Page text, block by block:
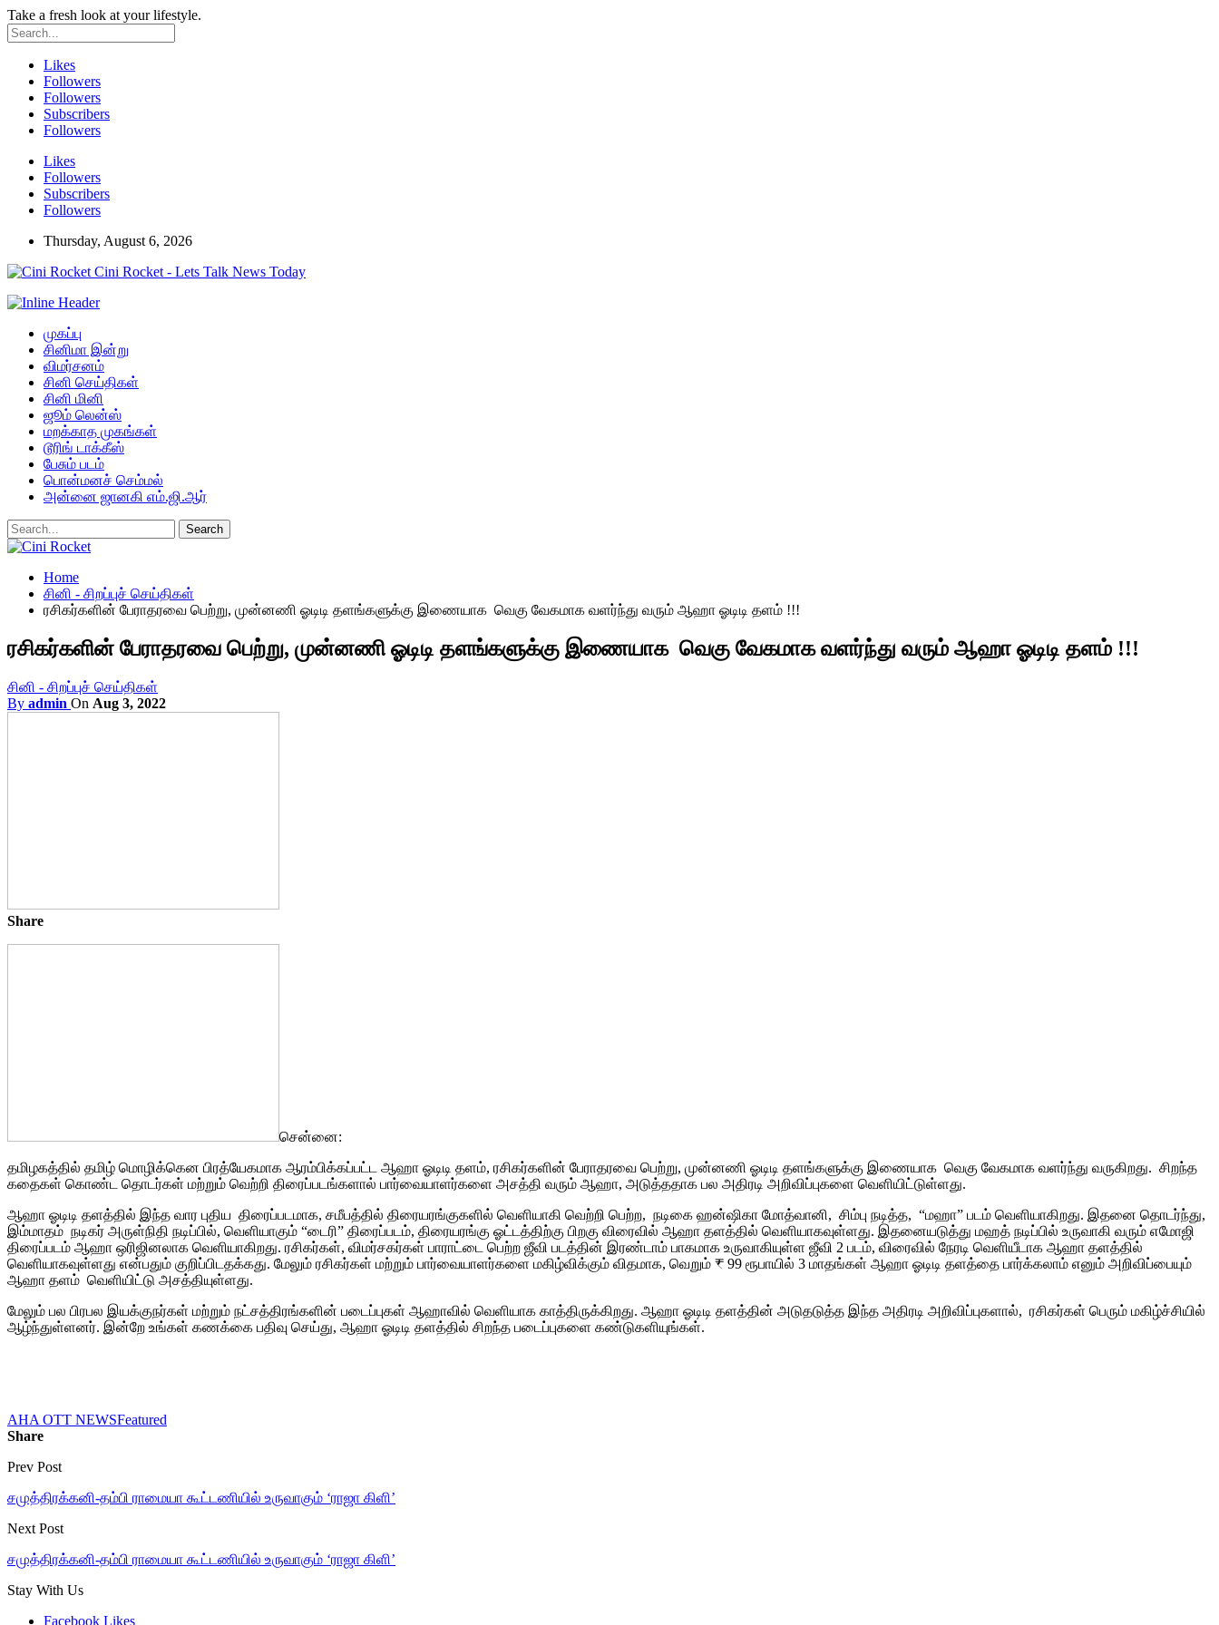
Take a fresh look at your lifestyle.
Likes
Followers
Followers
Subscribers
Followers
Likes
Followers
Subscribers
Followers
Thursday, August 6, 2026
Cini Rocket - Lets Talk News Today
முகப்பு
சினிமா இன்று
விமர்சனம்
சினி செய்திகள்
சினி மினி
ஜூம் லென்ஸ்
மறக்காத முகங்கள்
டூரிங் டாக்கீஸ்
பேசும் படம்
பொன்மனச் செம்மல்
அன்னை ஜானகி எம்.ஜி.ஆர்
Home
சினி - சிறப்புச் செய்திகள்
ரசிகர்களின் பேராதரவை பெற்று, முன்னணி ஓடிடி தளங்களுக்கு இணையாக வெகு வேகமாக வளர்ந்து வரும் ஆஹா ஓடிடி தளம் !!!
ரசிகர்களின் பேராதரவை பெற்று, முன்னணி ஓடிடி தளங்களுக்கு இணையாக வெகு வேகமாக வளர்ந்து வரும் ஆஹா ஓடிடி தளம் !!!
சினி - சிறப்புச் செய்திகள்
By admin On Aug 3, 2022
Share
சென்னை:
தமிழகத்தில் தமிழ் மொழிக்கென பிரத்யேகமாக ஆரம்பிக்கப்பட்ட ஆஹா ஓடிடி தளம், ரசிகர்களின் பேராதரவை பெற்று, முன்னணி ஓடிடி தளங்களுக்கு இணையாக வெகு வேகமாக வளர்ந்து வருகிறது. சிறந்த
கதைகள் கொண்ட தொடர்கள் மற்றும் வெற்றி திரைப்படங்களால் பார்வையாளர்களை அசத்தி வரும் ஆஹா, அடுத்ததாக பல அதிரடி அறிவிப்புகளை வெளியிட்டுள்ளது.
ஆஹா ஓடிடி தளத்தில் இந்த வார புதிய திரைப்படமாக, சமீபத்தில் திரையரங்குகளில் வெளியாகி வெற்றி பெற்ற, நடிகை ஹன்ஷிகா மோத்வானி, சிம்பு நடித்த, “மஹா” படம் வெளியாகிறது. இதனை தொடர்ந்து,
இம்மாதம் நடிகர் அருள்நிதி நடிப்பில், வெளியாகும் “டைரி” திரைப்படம், திரையரங்கு ஓட்டத்திற்கு பிறகு விரைவில் ஆஹா தளத்தில் வெளியாகவுள்ளது. இதனையடுத்து மஹத் நடிப்பில் உருவாகி வரும் எமோஜி
திரைப்படம் ஆஹா ஒரிஜினலாக வெளியாகிறது. ரசிகர்கள், விமர்சகர்கள் பாராட்டை பெற்ற ஜீவி படத்தின் இரண்டாம் பாகமாக உருவாகியுள்ள ஜீவி 2 படம், விரைவில் நேரடி வெளியீடாக ஆஹா தளத்தில்
வெளியாகவுள்ளது என்பதும் குறிப்பிடதக்கது. மேலும் ரசிகர்கள் மற்றும் பார்வையாளர்களை மகிழ்விக்கும் விதமாக, வெறும் ₹ 99 ரூபாயில் 3 மாதங்கள் ஆஹா ஓடிடி தளத்தை பார்க்கலாம் எனும் அறிவிப்பையும்
ஆஹா தளம் வெளியிட்டு அசத்தியுள்ளது.
மேலும் பல பிரபல இயக்குநர்கள் மற்றும் நட்சத்திரங்களின் படைப்புகள் ஆஹாவில் வெளியாக காத்திருக்கிறது. ஆஹா ஓடிடி தளத்தின் அடுதடுத்த இந்த அதிரடி அறிவிப்புகளால், ரசிகர்கள் பெரும் மகிழ்ச்சியில்
ஆழ்ந்துள்ளனர். இன்றே உங்கள் கணக்கை பதிவு செய்து, ஆஹா ஓடிடி தளத்தில் சிறந்த படைப்புகளை கண்டுகளியுங்கள்.
AHA OTT NEWSFeatured
Share
Prev Post
சமுத்திரக்கனி-தம்பி ராமையா கூட்டணியில் உருவாகும் ‘ராஜா கிளி’
Next Post
சமுத்திரக்கனி-தம்பி ராமையா கூட்டணியில் உருவாகும் ‘ராஜா கிளி’
Stay With Us
Facebook Likes